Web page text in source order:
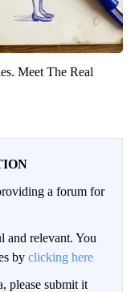
Meet The Real
a forum for
and relevant. You
by clicking here
please submit it